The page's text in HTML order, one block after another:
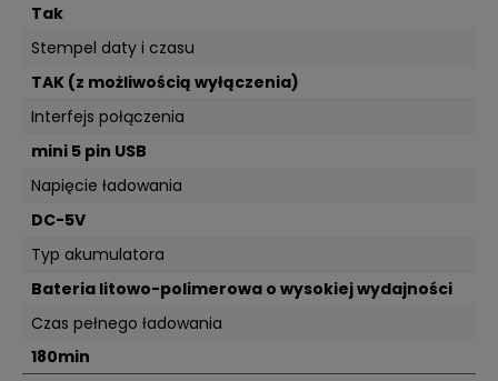
Tak
Stempel daty i czasu
TAK (z możliwością wyłączenia)
Interfejs połączenia
mini 5 pin USB
Napięcie ładowania
DC-5V
Typ akumulatora
Bateria litowo-polimerowa o wysokiej wydajności
Czas pełnego ładowania
180min